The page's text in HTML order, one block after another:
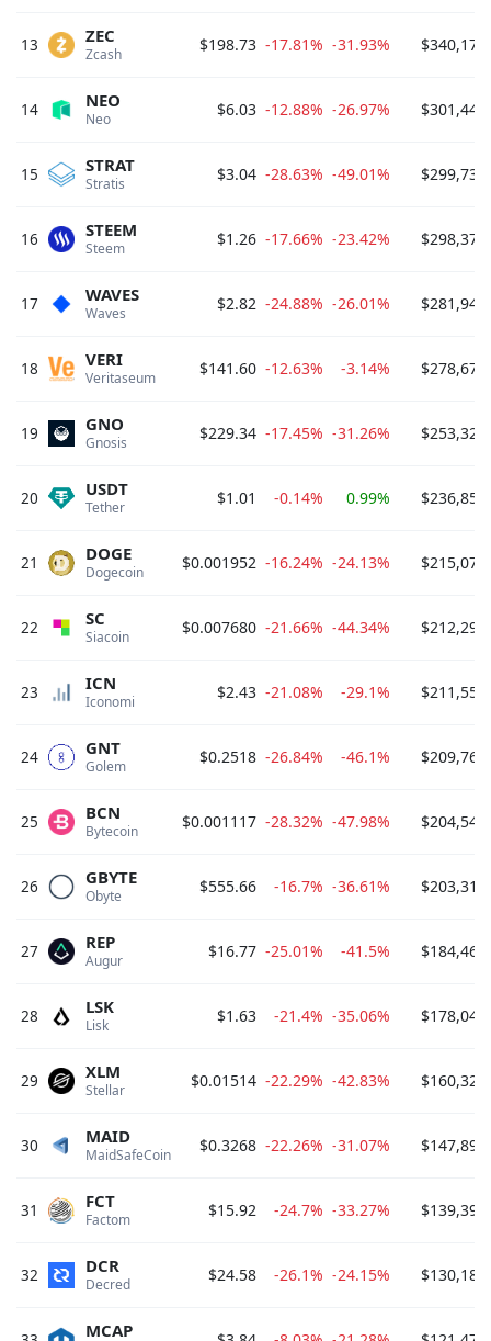
13 Zcash
ZEC $198.73 -17.81% -31.93%
14 Neo
NEO $6.03 -12.88% -26.97%
15 Stratis
STRAT $3.04 -28.63% -49.01%
16 Steem
STEEM $1.26 -17.66% -23.42%
17 Waves
WAVES $2.82 -24.88% -26.01%
18 Veritaseum
VERI $141.60 -12.63% -3.14%
19 Gnosis
GNO $229.34 -17.45% -31.26%
20 Tether
USDT $1.01 -0.14% 0.99%
21 Dogecoin
DOGE $0.001952 -16.24% -24.13%
22 Siacoin
SC $0.007680 -21.66% -44.34%
23 Iconomi
ICN $2.43 -21.08% -29.1%
24 Golem
GNT $0.2518 -26.84% -46.1%
25 Bytecoin
BCN $0.001117 -28.32% -47.98%
26 Obyte
GBYTE $555.66 -16.7% -36.61%
27 Augur
REP $16.77 -25.01% -41.5%
28 Lisk
LSK $1.63 -21.4% -35.06%
29 Stellar
XLM $0.01514 -22.29% -42.83%
30 MaidSafeCoin
MAID $0.3268 -22.26% -31.07%
31 Factom
FCT $15.92 -24.7% -33.27%
32 Decred
DCR $24.58 -26.1% -24.15%
MCAP